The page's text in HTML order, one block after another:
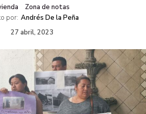
Zona de notas
por: Andrés De la Peña
27 abril, 2023